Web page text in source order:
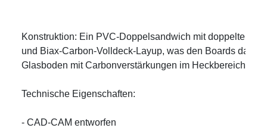
Konstruktion: Ein PVC-Doppelsandwich mit doppelter
und Biax-Carbon-Volldeck-Layup, was den Boards das
Glasboden mit Carbonverstärkungen im Heckbereich für
Technische Eigenschaften:
- CAD-CAM entworfen